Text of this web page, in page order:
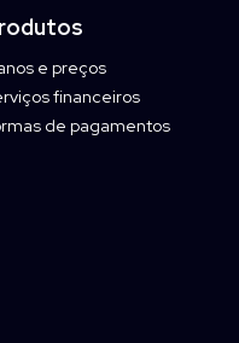
e preços
financeiros
de pagamentos